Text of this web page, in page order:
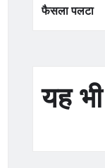
फैसला पलटा
यह